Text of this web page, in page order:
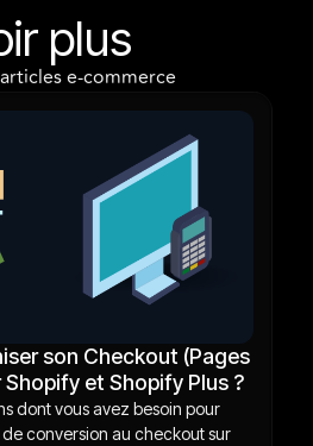
plus
e-commerce
son Checkout (Pages
et Shopify Plus ?
dont vous avez besoin pour
conversion au checkout sur